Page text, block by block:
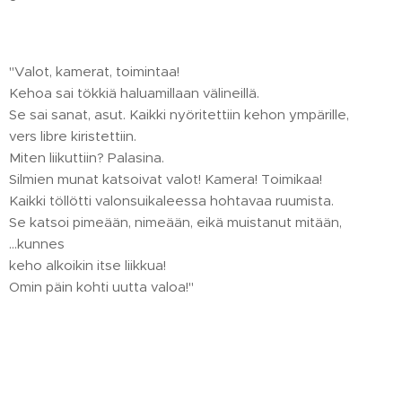
"Valot, kamerat, toimintaa!
Kehoa sai tökkiä haluamillaan välineillä.
Se sai sanat, asut. Kaikki nyöritettiin kehon ympärille,
vers libre kiristettiin.
Miten liikuttiin? Palasina.
Silmien munat katsoivat valot! Kamera! Toimikaa!
Kaikki töllötti valonsuikaleessa hohtavaa ruumista.
Se katsoi pimeään, nimeään, eikä muistanut mitään,
...kunnes
keho alkoikin itse liikkua!
Omin päin kohti uutta valoa!"